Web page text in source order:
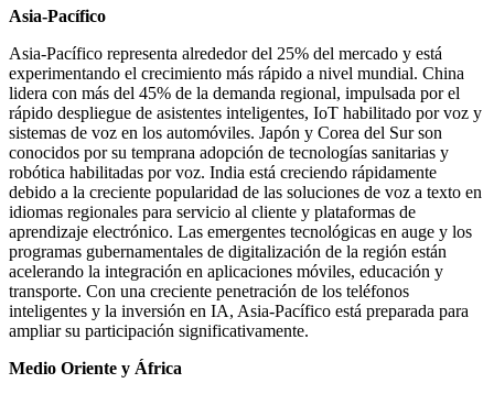
Asia-Pacífico
Asia-Pacífico representa alrededor del 25% del mercado y está
experimentando el crecimiento más rápido a nivel mundial. China
lidera con más del 45% de la demanda regional, impulsada por el
rápido despliegue de asistentes inteligentes, IoT habilitado por voz y
sistemas de voz en los automóviles. Japón y Corea del Sur son
conocidos por su temprana adopción de tecnologías sanitarias y
robótica habilitadas por voz. India está creciendo rápidamente
debido a la creciente popularidad de las soluciones de voz a texto en
idiomas regionales para servicio al cliente y plataformas de
aprendizaje electrónico. Las emergentes tecnológicas en auge y los
programas gubernamentales de digitalización de la región están
acelerando la integración en aplicaciones móviles, educación y
transporte. Con una creciente penetración de los teléfonos
inteligentes y la inversión en IA, Asia-Pacífico está preparada para
ampliar su participación significativamente.
Medio Oriente y África